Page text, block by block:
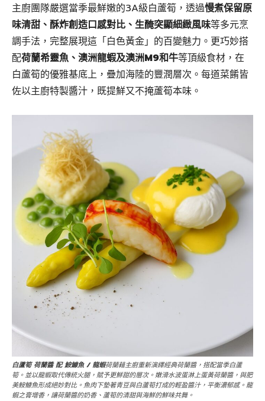
主廚團隊嚴選當季最鮮嫩的3A級白蘆筍，透過慢煮保留原
味清甜、酥炸創造口感對比、生醃突顯細緻風味等多元烹
調手法，完整展現這「白色黃金」的百變魅力。更巧妙搭
配荷蘭希靈魚、澳洲龍蝦及澳洲M9和牛等頂級食材，在
白蘆筍的優雅基底上，疊加海陸的豐潤層次。每道菜餚皆
佐以主廚特製醬汁，既提鮮又不掩蘆筍本味。
白蘆筍 荷蘭醬 配 鮟鱇魚 / 龍蝦荷蘭藉主廚重新演繹經典荷蘭醬，搭配當季白蘆
筍。並以龍蝦取代傳統火腿，賦予更鮮甜的層次。嫩滑水波蛋淋上蛋黃荷蘭醬，與肥
美鮟鱇魚形成絕妙對比。魚肉下墊著青豆與白蘆筍打成的輕盈醬汁，平衡濃郁感。龍
蝦之膏增香，讓荷蘭醬的奶香、蘆筍的清甜與海鮮的鮮味共舞。